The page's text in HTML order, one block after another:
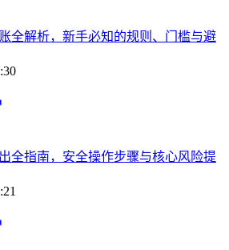
全解析，新手必知的规则、门槛与避
全指南，安全操作步骤与核心风险提